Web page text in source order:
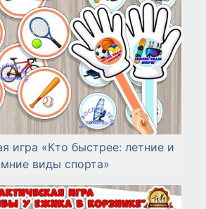
игра «Кто быстрее: летние и
виды спорта»